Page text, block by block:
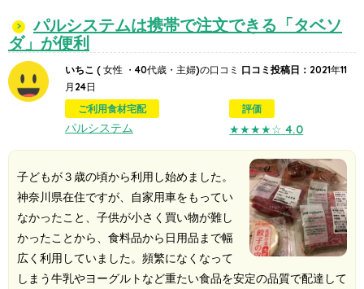
パルシステムは携帯で注文できる「タベソ
ダ」が便利
いちこ ( 女性 ・40代歳・主婦)の口コミ 口コミ投稿日： 2021年11
月24日
ご利用食材宅配
パルシステム
評価
★★★★☆4.0
子どもが３歳の頃から利用し始めました。
神奈川県在住ですが、自家用車をもってい
なかったこと、子供が小さく買い物が難し
かったことから、食料品から日用品まで幅
広く利用していました。頻繁になくなって
しまう牛乳やヨーグルトなど重たい食品を安定の品質で配達して